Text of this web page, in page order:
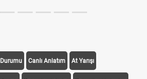
Canlı Anlatım At Yarışı